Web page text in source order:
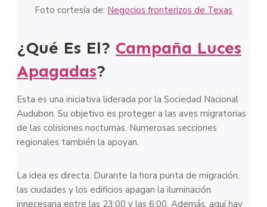
Foto cortesía de: Negocios fronterizos de Texas
¿Qué Es El? Campaña Luces
Apagadas?
Esta es una iniciativa liderada por la Sociedad Nacional
Audubon. Su objetivo es proteger a las aves migratorias
de las colisiones nocturnas. Numerosas secciones
regionales también la apoyan.
La idea es directa. Durante la hora punta de migración,
las ciudades y los edificios apagan la iluminación
innecesaria entre las 23:00 y las 6:00. Además, aquí hay